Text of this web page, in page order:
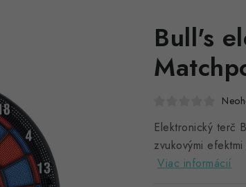
Bull's
Elektronický terč
zvukovými
Viac informácií